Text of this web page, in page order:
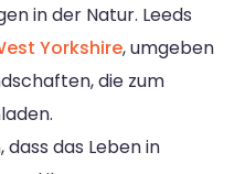
in der Natur. Leeds
Yorkshire, umgeben
die zum
das Leben in